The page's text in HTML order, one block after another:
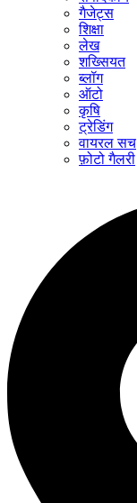
गैजेट्स
शिक्षा
लेख
शख्सियत
ब्लॉग
ऑटो
कृषि
ट्रेडिंग
वायरल सच
फ़ोटो गैलरी